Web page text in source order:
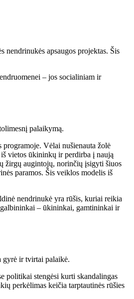
apsaugos projektas. Šis
– jos socialiniam ir
palaikymą.
Vėlai nušienauta žolė
vietos ūkininkų ir perdirba į naują
žirgų augintojų, norinčių įsigyti šiuos
paramos. Šis veiklos modelis iš
nendrinukė yra rūšis, kuriai reikia
– ūkininkai, gamtininkai ir
gyrė ir tvirtai palaikė.
politikai stengėsi kurti skandalingas
perkėlimas keičia tarptautinės rūšies